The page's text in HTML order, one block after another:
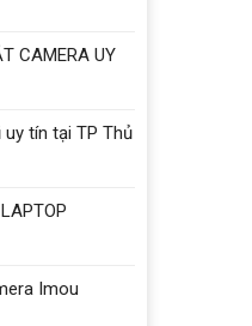
CAMERA UY
tín tại TP Thủ
Imou